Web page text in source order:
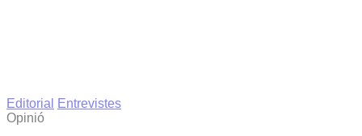
Editorial
Entrevistes
Opinió